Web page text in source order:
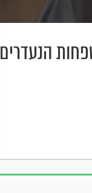
הנעדרים